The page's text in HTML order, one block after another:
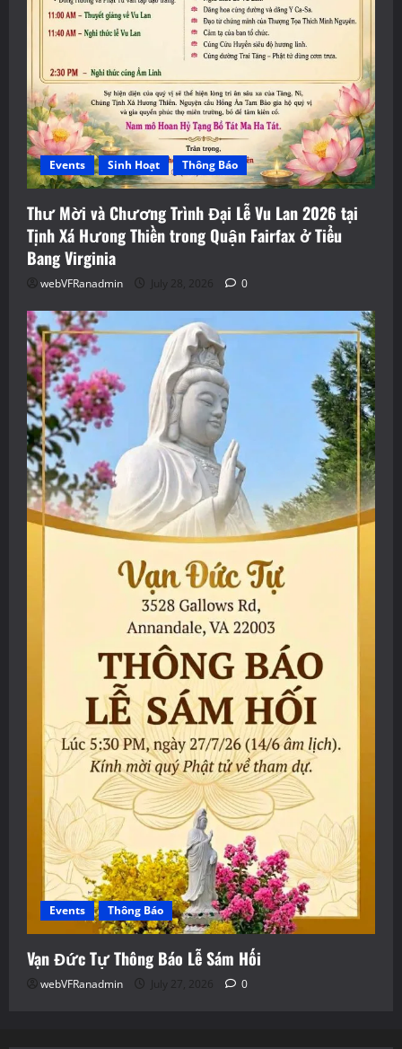
Events Sinh Hoạt Thông Báo
Thư Mời và Chương Trình Đại Lễ Vu Lan 2026 tại
Tịnh Xá Hưong Thiền trong Quận Fairfax ở Tiểu
Bang Virginia
webVFRanadmin July 28, 2026 0
Events Thông Báo
Vạn Đức Tự Thông Báo Lễ Sám Hối
webVFRanadmin July 27, 2026 0